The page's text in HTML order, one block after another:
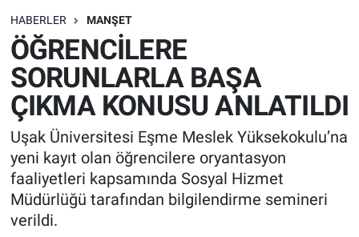
HABERLER MANŞET
ÖĞRENCİLERE
SORUNLARLA BAŞA
ÇIKMA KONUSU ANLATILDI
Uşak Üniversitesi Eşme Meslek Yüksekokulu’na
yeni kayıt olan öğrencilere oryantasyon
faaliyetleri kapsamında Sosyal Hizmet
Müdürlüğü tarafından bilgilendirme semineri
verildi.
Köşe Yazarları
Kültür Sanat
Manşet
Resmi İlanlar
Sağlık
Son Dakika